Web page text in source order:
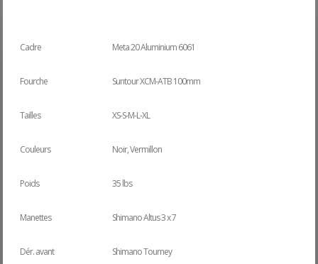
Cadre Meta 20 Aluminium 6061
Fourche Suntour XCM-ATB 100mm
Tailles XS-S-M-L-XL
Couleurs Noir, Vermillon
Poids 35 lbs
Manettes Shimano Altus 3 x 7
Dér. avant Shimano Tourney